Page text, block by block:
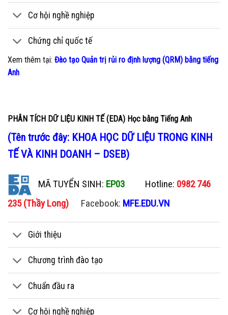
Cơ hội nghề nghiệp
Chứng chỉ quốc tế
Xem thêm tại: Đào tạo Quản trị rủi ro định lượng (QRM) bằng tiếng
Anh
PHÂN TÍCH DỮ LIỆU KINH TẾ (EDA) Học bằng Tiếng Anh
(Tên trước đây: KHOA HỌC DỮ LIỆU TRONG KINH
TẾ VÀ KINH DOANH – DSEB)
MÃ TUYỂN SINH: EP03 Hotline: 0982 746
235 (Thầy Long) Facebook: MFE.EDU.VN
Giới thiệu
Chương trình đào tạo
Chuẩn đầu ra
Cơ hội nghề nghiệp